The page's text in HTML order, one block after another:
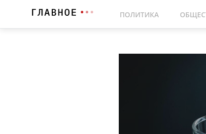
ПОЛИТИКА